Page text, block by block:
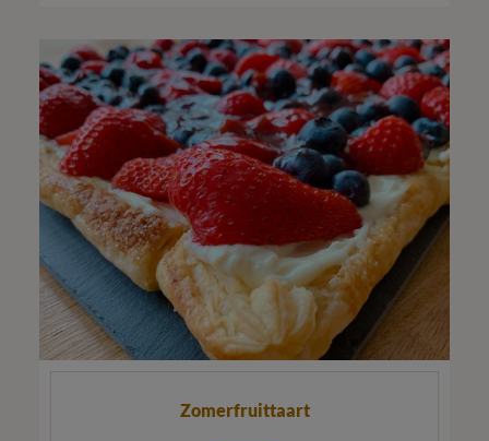
Zomerfruittaart